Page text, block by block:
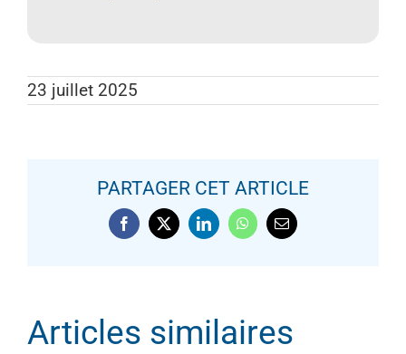
23 juillet 2025
PARTAGER CET ARTICLE
Facebook
X LinkedInWhatsApp
Email
Articles similaires
RÉUNION DU CERCLE DES
CHIRURGIENS DE LA MAIN DU